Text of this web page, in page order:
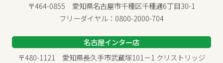
〒464-0855 愛知県名古屋市千種区千種通6丁目30-1
フリーダイヤル：0800-2000-704
名古屋インター店
〒480-1121 愛知県長久手市武蔵塚101－1 クリストリッジ